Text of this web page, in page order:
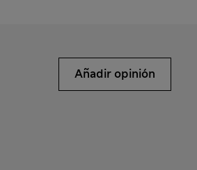
Añadir opinión